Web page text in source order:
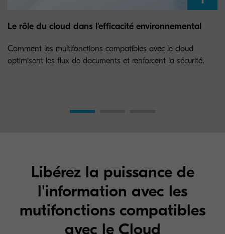
Le rôle du cloud dans l'efficacité environnemental
Comment les multifonctions compatibles avec le cloud
optimisent les flux de documents et renforcent la sécurité.
Libérez la puissance de
l'information avec les
mutifonctions compatibles
avec le Cloud